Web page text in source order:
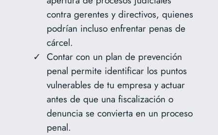
contra gerentes y directivos, quienes
podrían incluso enfrentar penas de
cárcel.
Contar con un plan de prevención
penal permite identificar los puntos
vulnerables de tu empresa y actuar
antes de que una fiscalización o
denuncia se convierta en un proceso
penal.